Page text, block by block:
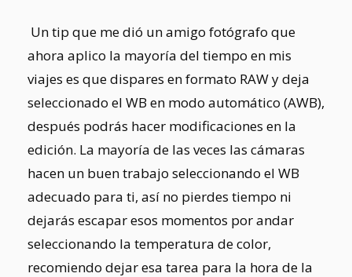
Un tip que me dió un amigo fotógrafo que
ahora aplico la mayoría del tiempo en mis
viajes es que dispares en formato RAW y deja
seleccionado el WB en modo automático (AWB),
después podrás hacer modificaciones en la
edición. La mayoría de las veces las cámaras
hacen un buen trabajo seleccionando el WB
adecuado para ti, así no pierdes tiempo ni
dejarás escapar esos momentos por andar
seleccionando la temperatura de color,
recomiendo dejar esa tarea para la hora de la